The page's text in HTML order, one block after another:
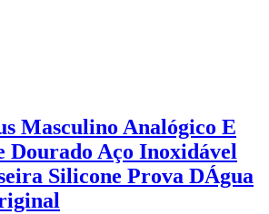
Masculino Analógico E
Dourado Aço Inoxidável
Silicone Prova DÁgua